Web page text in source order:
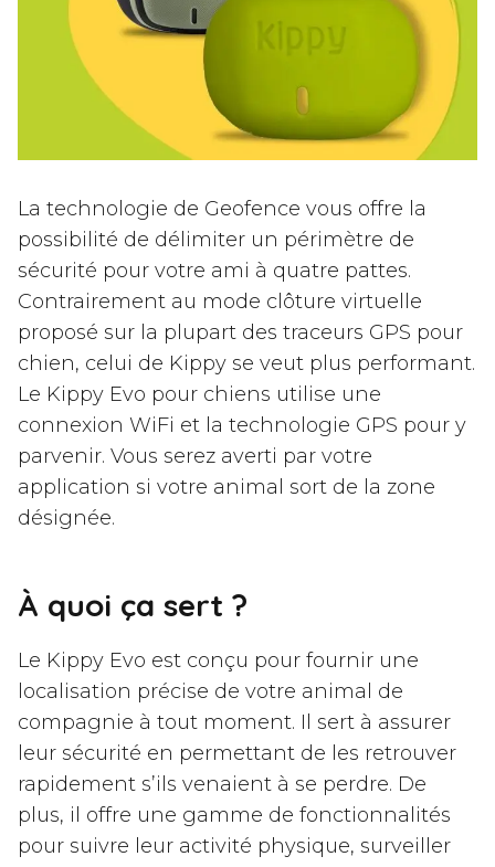
La technologie de Geofence vous offre la
possibilité de délimiter un périmètre de
sécurité pour votre ami à quatre pattes.
Contrairement au mode clôture virtuelle
proposé sur la plupart des traceurs GPS pour
chien, celui de Kippy se veut plus performant.
Le Kippy Evo pour chiens utilise une
connexion WiFi et la technologie GPS pour y
parvenir. Vous serez averti par votre
application si votre animal sort de la zone
désignée.
À quoi ça sert ?
Le Kippy Evo est conçu pour fournir une
localisation précise de votre animal de
compagnie à tout moment. Il sert à assurer
leur sécurité en permettant de les retrouver
rapidement s’ils venaient à se perdre. De
plus, il offre une gamme de fonctionnalités
pour suivre leur activité physique, surveiller